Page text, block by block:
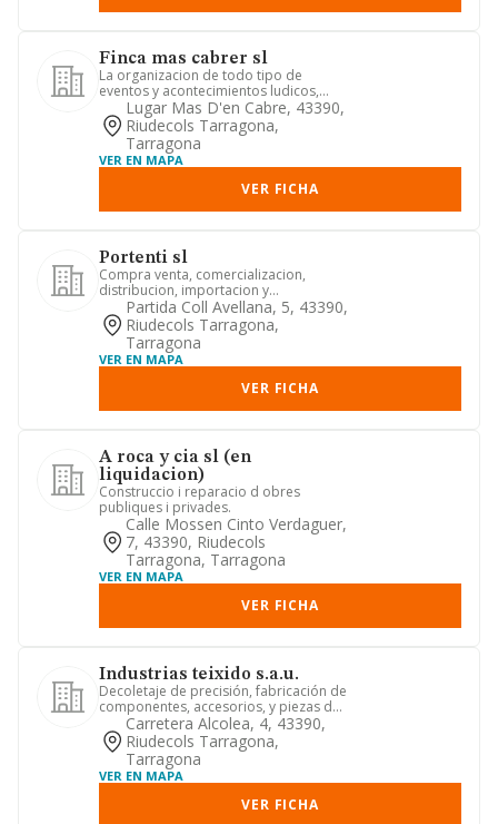
Finca mas cabrer sl
La organizacion de todo tipo de
eventos y acontecimientos ludicos,
tales como bodas, bautizos y com...
Lugar Mas D'en Cabre, 43390,
Riudecols Tarragona,
Tarragona
VER EN MAPA
VER FICHA
Portenti sl
Compra venta, comercializacion,
distribucion, importacion y
exportacion de toda clase de
productos ...
Partida Coll Avellana, 5, 43390,
Riudecols Tarragona,
Tarragona
VER EN MAPA
VER FICHA
A roca y cia sl (en
liquidacion)
Construccio i reparacio d obres
publiques i privades.
Calle Mossen Cinto Verdaguer,
7, 43390, Riudecols
Tarragona, Tarragona
VER EN MAPA
VER FICHA
Industrias teixido s.a.u.
Decoletaje de precisión, fabricación de
componentes, accesorios, y piezas de
repuesto de motores pa...
Carretera Alcolea, 4, 43390,
Riudecols Tarragona,
Tarragona
VER EN MAPA
VER FICHA